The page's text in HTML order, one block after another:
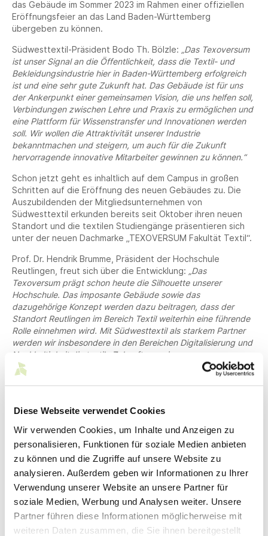
Diese Webseite verwendet Cookies
Wir verwenden Cookies, um Inhalte und Anzeigen zu
personalisieren, Funktionen für soziale Medien anbieten
zu können und die Zugriffe auf unsere Website zu
analysieren. Außerdem geben wir Informationen zu Ihrer
Verwendung unserer Website an unsere Partner für
soziale Medien, Werbung und Analysen weiter. Unsere
Partner führen diese Informationen möglicherweise mit
weiteren Daten zusammen, die Sie ihnen bereitgestellt
das Gebäude im Sommer 2023 im Rahmen einer offiziellen
Eröffnungsfeier an das Land Baden-Württemberg
übergeben zu können.
Südwesttextil-Präsident Bodo Th. Bölzle: „Das Texoversum
ist unser Signal an die Öffentlichkeit, dass die Textil- und
Bekleidungsindustrie hier in Baden-Württemberg erfolgreich
ist und eine sehr gute Zukunft hat. Das Gebäude ist für uns
der Ankerpunkt einer gemeinsamen Vision, die uns helfen soll,
Verbindungen zwischen Lehre und Praxis zu ermöglichen und
eine Plattform für Wissenstransfer und Innovationen werden
soll. Wir wollen die Attraktivität unserer Industrie
bekanntmachen und steigern, um auch für die Zukunft
hervorragende innovative Mitarbeiter gewinnen zu können.“
Schon jetzt geht es inhaltlich auf dem Campus in großen
Schritten auf die Eröffnung des neuen Gebäudes zu. Die
Auszubildenden der Mitgliedsunternehmen von
Südwesttextil erkunden bereits seit Oktober ihren neuen
Standort und die textilen Studiengänge präsentieren sich
unter der neuen Dachmarke „TEXOVERSUM Fakultät Textil“.
Prof. Dr. Hendrik Brumme, Präsident der Hochschule
Reutlingen, freut sich über die Entwicklung: „Das
Texoversum prägt schon heute die Silhouette unserer
Hochschule. Das imposante Gebäude sowie das
dazugehörige Konzept werden dazu beitragen, dass der
Standort Reutlingen im Bereich Textil weiterhin eine führende
Rolle einnehmen wird. Mit Südwesttextil als starkem Partner
werden wir insbesondere in den Bereichen Digitalisierung und
Nachhaltigkeit die textile Zukunft gemeinsam
weiterentwickeln.“
Die Pressemitteilung finden Sie bei den Downloads.
Druckfähige Bilder finden Siein unserem
Pressebereich.
Bei der Verwendung der Bilder bitten wir
Sie die jeweilige Bildquelle anzugeben.
Bei Veröffentlichung bitten wir um ein Belegexemplar.
Ansprechpartner*innen